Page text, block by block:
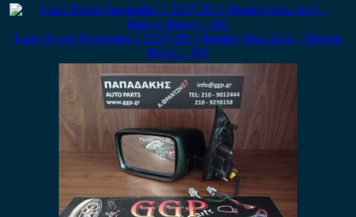
Land Rover Freelander 2 2007-2010 Φανάρι πίσω Δεξί – Μαύρο
Φόντο – ΘC